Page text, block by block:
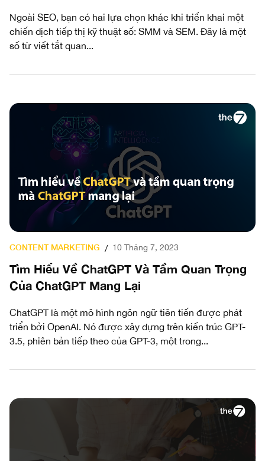
Ngoài SEO, bạn có hai lựa chọn khác khi triển khai một
chiến dịch tiếp thị kỹ thuật số: SMM và SEM. Đây là một
số từ viết tắt quan...
CONTENT MARKETING / 10 Tháng 7, 2023
Tìm Hiểu Về ChatGPT Và Tầm Quan Trọng
Của ChatGPT Mang Lại
ChatGPT là một mô hình ngôn ngữ tiên tiến được phát
triển bởi OpenAI. Nó được xây dựng trên kiến trúc GPT-
3.5, phiên bản tiếp theo của GPT-3, một trong...